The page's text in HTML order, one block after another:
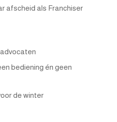
afscheid als Franchiser
bediening én geen
de winter